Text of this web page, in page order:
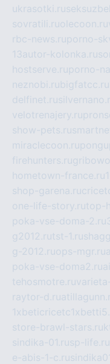
ukrasotki.ru
sovratili.ruolecoon.ru
rbc-news.ruporno-
13autor-kolonka.ru
hostserve.ruporno-
neznobi.rubigfatcc.ru
delfinet.ru
velotrenajery.ru
show-pets.ru
miraclecoon.ru
firehunters.ru
hometown-france.ru
shop-garena.ru
one-life-story.rutop-
poka-vse-doma-2.ru
g2012.rutst-1.ru
g-2012.ruops-mgr.ru
poka-vse-doma2.ru
tehosmotre.ru
raytor-d.ru
store-brawl-stars.ru
sindika-01.rusp-life.ru
e-abis-1-c.ru